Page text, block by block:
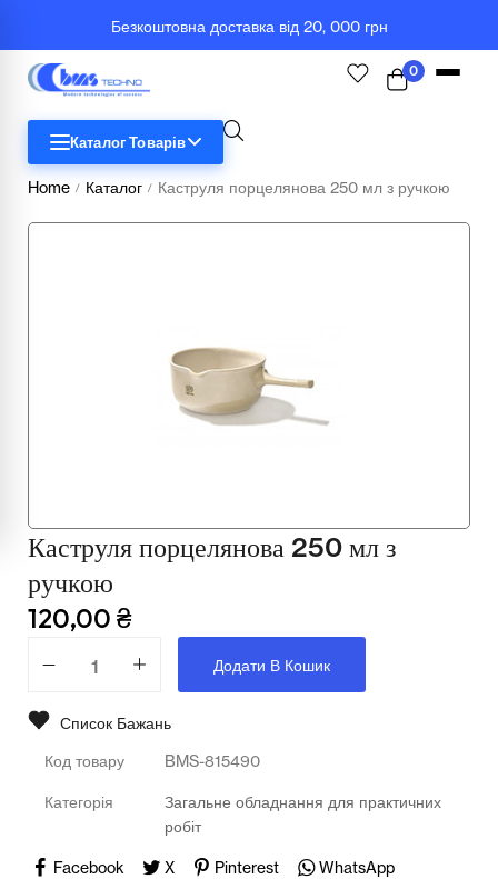
Безкоштовна доставка від 20, 000 грн
0
Каталог Товарів
Комп'ютерна техніка
Меблі
Освіта
Фізика
Хімія
Всі товари
STEM
Home / Каталог / Каструля порцелянова 250 мл з ручкою
Каструля порцелянова 250 мл з
ручкою
120,00 ₴
Додати В Кошик
Список Бажань
Код товару BMS-815490
Категорія
Загальне обладнання для практичних
робіт
Facebook X Pinterest WhatsApp